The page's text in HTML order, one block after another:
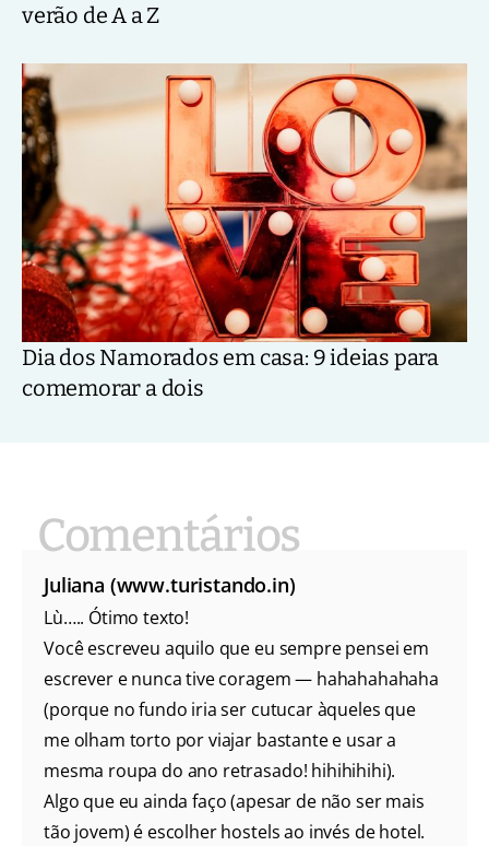
verão de A a Z
Dia dos Namorados em casa: 9 ideias para
comemorar a dois
Juliana (www.turistando.in)
Lù….. Ótimo texto!
Você escreveu aquilo que eu sempre pensei em
escrever e nunca tive coragem — hahahahahaha
(porque no fundo iria ser cutucar àqueles que
me olham torto por viajar bastante e usar a
mesma roupa do ano retrasado! hihihihihi).
Algo que eu ainda faço (apesar de não ser mais
tão jovem) é escolher hostels ao invés de hotel.